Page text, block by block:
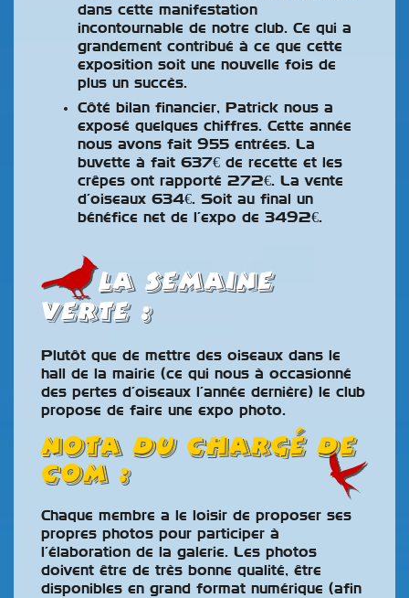
dans cette manifestation
incontournable de notre club. Ce qui a
grandement contribué à ce que cette
exposition soit une nouvelle fois de
plus un succès.
Côté bilan financier, Patrick nous a
exposé quelques chiffres. Cette année
nous avons fait 955 entrées. La
buvette à fait 637€ de recette et les
crêpes ont rapporté 272€. La vente
d’oiseaux 634€. Soit au final un
bénéfice net de l’expo de 3492€.
la semaine
verte :
Plutôt que de mettre des oiseaux dans le
hall de la mairie (ce qui nous à occasionné
des pertes d’oiseaux l’année dernière) le club
propose de faire une expo photo.
Nota du Chargé de
Com :
Chaque membre a le loisir de proposer ses
propres photos pour participer à
l’élaboration de la galerie. Les photos
doivent être de très bonne qualité, être
disponibles en grand format numérique (afin